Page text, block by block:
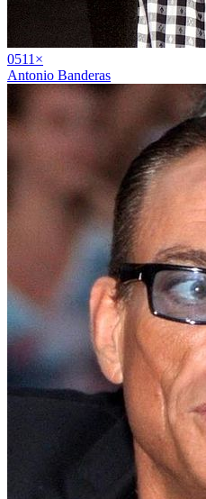
0511 ×
Antonio Banderas